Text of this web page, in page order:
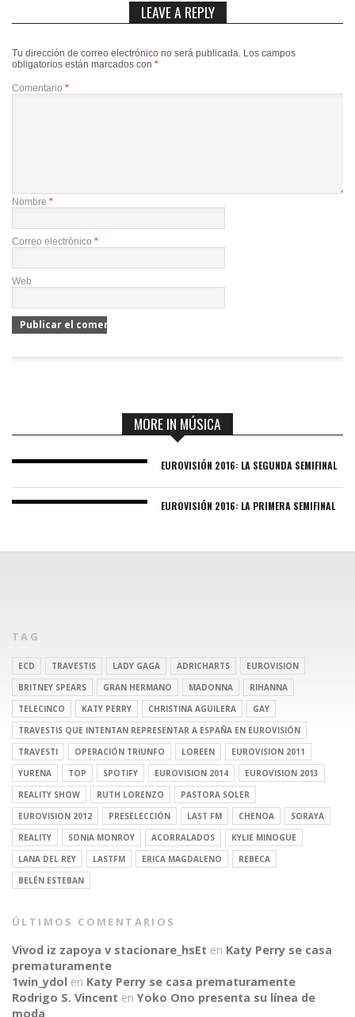
LEAVE A REPLY
Tu dirección de correo electrónico no será publicada. Los campos
obligatorios están marcados con *
Comentario *
Nombre *
Correo electrónico *
Web
MORE IN MÚSICA
EUROVISIÓN 2016: LA SEGUNDA SEMIFINAL
EUROVISIÓN 2016: LA PRIMERA SEMIFINAL
TAG
ECD TRAVESTIS LADY GAGA ADRICHARTS
EUROVISION
BRITNEY SPEARS
GRAN HERMANO MADONNA
RIHANNA
TELECINCO
KATY PERRY CHRISTINA AGUILERA
GAY
TRAVESTIS QUE INTENTAN REPRESENTAR A ESPAÑA EN EUROVISIÓN
TRAVESTI
OPERACIÓN TRIUNFO LOREEN
EUROVISION 2011
YURENA
TOP SPOTIFY EUROVISION 2014
EUROVISION 2013
REALITY SHOW
RUTH LORENZO
PASTORA SOLER
EUROVISION 2012
PRESELECCIÓN LAST FM CHENOA
SORAYA
REALITY
SONIA MONROY ACORRALADOS
KYLIE MINOGUE
LANA DEL REY
LASTFM ERICA MAGDALENO
REBECA
BELÉN ESTEBAN
ÚLTIMOS COMENTARIOS
Vivod iz zapoya v stacionare_hsEt en Katy Perry se casa
prematuramente
1win_ydol en Katy Perry se casa prematuramente
Rodrigo S. Vincent en Yoko Ono presenta su línea de
moda